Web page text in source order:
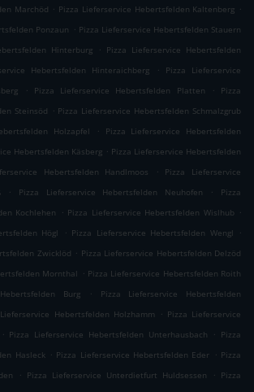
Marchöd . Pizza Lieferservice Hebertsfelden Kaltenberg .
Ponzaun . Pizza Lieferservice Hebertsfelden Stauern
Hinterburg . Pizza Lieferservice Hebertsfelden
Hebertsfelden Hinteraichberg .
Pizza Lieferservice
. Pizza Lieferservice Hebertsfelden Platten .
Pizza
Steinsöd . Pizza Lieferservice Hebertsfelden Schmalzgrub
Holzapfel .
Pizza Lieferservice Hebertsfelden
Hebertsfelden Käsberg . Pizza Lieferservice Hebertsfelden
Hebertsfelden Handlmoos .
Pizza Lieferservice
. Pizza Lieferservice Hebertsfelden Neuhofen .
Pizza
Kochlehen
. Pizza Lieferservice Hebertsfelden Wislhub .
Högl
. Pizza Lieferservice Hebertsfelden Wengl
.
Zwicklöd . Pizza Lieferservice Hebertsfelden Delzöd
Mornthal . Pizza Lieferservice Hebertsfelden Roith
Burg .
Pizza Lieferservice Hebertsfelden
Hebertsfelden Holzhamm . Pizza Lieferservice
. Pizza Lieferservice Hebertsfelden Unterhausbach . Pizza
Hasleck . Pizza Lieferservice Hebertsfelden Eder . Pizza
. Pizza Lieferservice Unterdietfurt Huldsessen . Pizza